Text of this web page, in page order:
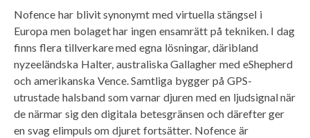
Nofence har blivit synonymt med virtuella stängsel i
Europa men bolaget har ingen ensamrätt på tekniken. I dag
finns flera tillverkare med egna lösningar, däribland
nyzeeländska Halter, australiska Gallagher med eShepherd
och amerikanska Vence. Samtliga bygger på GPS-
utrustade halsband som varnar djuren med en ljudsignal när
de närmar sig den digitala betesgränsen och därefter ger
en svag elimpuls om djuret fortsätter. Nofence är